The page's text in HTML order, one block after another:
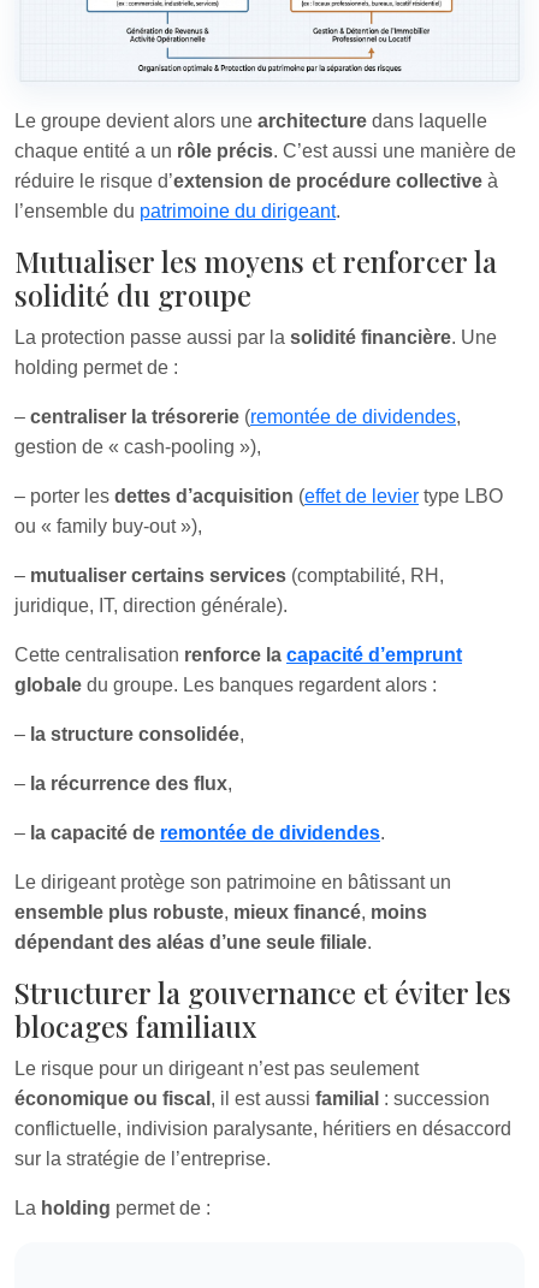
Le groupe devient alors une architecture dans laquelle
chaque entité a un rôle précis. C’est aussi une manière de
réduire le risque d’extension de procédure collective à
l’ensemble du patrimoine du dirigeant.
Mutualiser les moyens et renforcer la
solidité du groupe
La protection passe aussi par la solidité financière. Une
holding permet de :
– centraliser la trésorerie (remontée de dividendes,
gestion de « cash-pooling »),
– porter les dettes d’acquisition (effet de levier type LBO
ou « family buy-out »),
– mutualiser certains services (comptabilité, RH,
juridique, IT, direction générale).
Cette centralisation renforce la capacité d’emprunt
globale du groupe. Les banques regardent alors :
– la structure consolidée,
– la récurrence des flux,
– la capacité de remontée de dividendes.
Le dirigeant protège son patrimoine en bâtissant un
ensemble plus robuste, mieux financé, moins
dépendant des aléas d’une seule filiale.
Structurer la gouvernance et éviter les
blocages familiaux
Le risque pour un dirigeant n’est pas seulement
économique ou fiscal , il est aussi familial : succession
conflictuelle, indivision paralysante, héritiers en désaccord
sur la stratégie de l’entreprise.
La holding permet de :